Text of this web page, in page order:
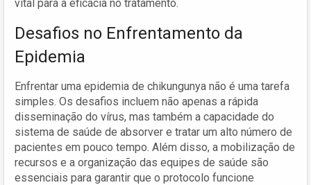
vital para a eficácia no tratamento.
Desafios no Enfrentamento da
Epidemia
Enfrentar uma epidemia de chikungunya não é uma tarefa
simples. Os desafios incluem não apenas a rápida
disseminação do vírus, mas também a capacidade do
sistema de saúde de absorver e tratar um alto número de
pacientes em pouco tempo. Além disso, a mobilização de
recursos e a organização das equipes de saúde são
essenciais para garantir que o protocolo funcione